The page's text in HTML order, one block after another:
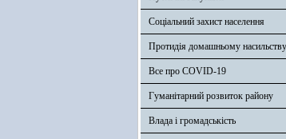
Соціальний захист населення
Протидія домашньому насильству
Все про COVID-19
Гуманітарний розвиток району
Влада і громадськість